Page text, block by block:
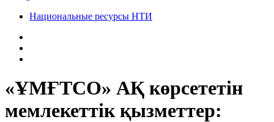
Национальные ресурсы НТИ
«ҰМҒТСО» АҚ көрсететін
мемлекеттік қызметтер: